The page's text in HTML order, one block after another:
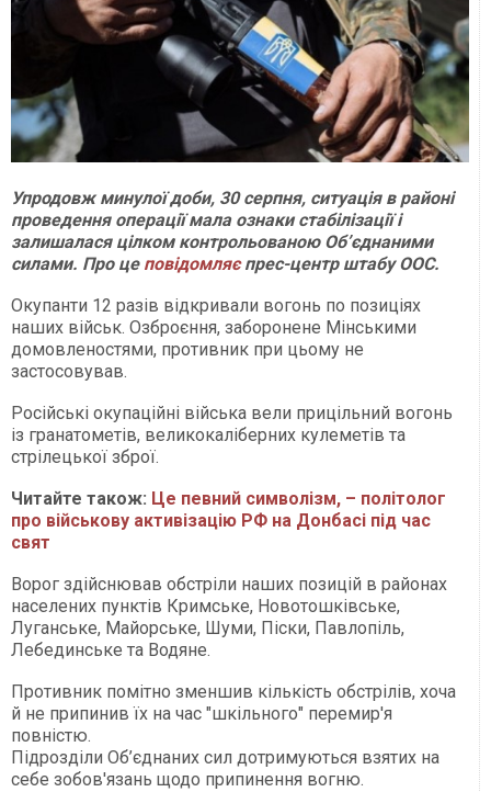
Упродовж минулої доби, 30 серпня, ситуація в районі
проведення операції мала ознаки стабілізації і
залишалася цілком контрольованою Об’єднаними
силами. Про це повідомляєпрес-центр штабу ООС.
Окупанти 12 разів відкривали вогонь по позиціях
наших військ. Озброєння, заборонене Мінськими
домовленостями, противник при цьому не
застосовував.
Російські окупаційні війська вели прицільний вогонь
із гранатометів, великокаліберних кулеметів та
стрілецької зброї.
Читайте також: Це певний символізм, – політолог
про військову активізацію РФ на Донбасі під час
свят
Ворог здійснював обстріли наших позицій в районах
населених пунктів Кримське, Новотошківське,
Луганське, Майорське, Шуми, Піски, Павлопіль,
Лебединське та Водяне.
Противник помітно зменшив кількість обстрілів, хоча
й не припинив їх на час "шкільного" перемир'я
повністю.
Підрозділи Об’єднаних сил дотримуються взятих на
себе зобов'язань щодо припинення вогню.